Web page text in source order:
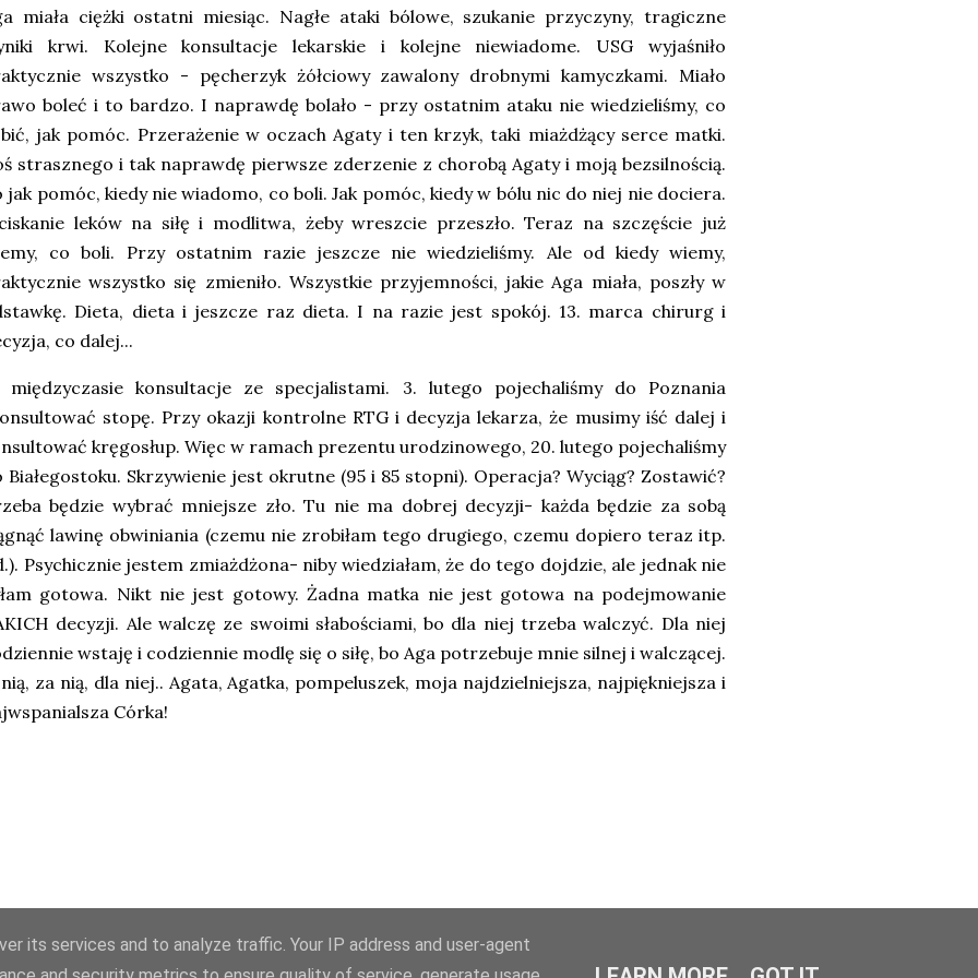
miała ciężki ostatni miesiąc. Nagłe ataki bólowe, szukanie przyczyny, tragiczne
krwi. Kolejne konsultacje lekarskie i kolejne niewiadome. USG wyjaśniło
wszystko - pęcherzyk żółciowy zawalony drobnymi kamyczkami. Miało
boleć i to bardzo. I naprawdę bolało - przy ostatnim ataku nie wiedzieliśmy, co
jak pomóc. Przerażenie w oczach Agaty i ten krzyk, taki miażdżący serce matki.
strasznego i tak naprawdę pierwsze zderzenie z chorobą Agaty i moją bezsilnością.
jak pomóc, kiedy nie wiadomo, co boli. Jak pomóc, kiedy w bólu nic do niej nie dociera.
leków na siłę i modlitwa, żeby wreszcie przeszło. Teraz na szczęście już
co boli. Przy ostatnim razie jeszcze nie wiedzieliśmy. Ale od kiedy wiemy,
wszystko się zmieniło. Wszystkie przyjemności, jakie Aga miała, poszły w
Dieta, dieta i jeszcze raz dieta. I na razie jest spokój. 13. marca chirurg i
co dalej...
międzyczasie konsultacje ze specjalistami. 3. lutego pojechaliśmy do Poznania
stopę. Przy okazji kontrolne RTG i decyzja lekarza, że musimy iść dalej i
kręgosłup. Więc w ramach prezentu urodzinowego, 20. lutego pojechaliśmy
Białegostoku. Skrzywienie jest okrutne (95 i 85 stopni). Operacja? Wyciąg? Zostawić?
będzie wybrać mniejsze zło. Tu nie ma dobrej decyzji- każda będzie za sobą
lawinę obwiniania (czemu nie zrobiłam tego drugiego, czemu dopiero teraz itp.
Psychicznie jestem zmiażdżona- niby wiedziałam, że do tego dojdzie, ale jednak nie
gotowa. Nikt nie jest gotowy. Żadna matka nie jest gotowa na podejmowanie
decyzji. Ale walczę ze swoimi słabościami, bo dla niej trzeba walczyć. Dla niej
wstaję i codziennie modlę się o siłę, bo Aga potrzebuje mnie silnej i walczącej.
za nią, dla niej.. Agata, Agatka, pompeluszek, moja najdzielniejsza, najpiękniejsza i
Córka!
its services and to analyze traffic. Your IP address and user-agent